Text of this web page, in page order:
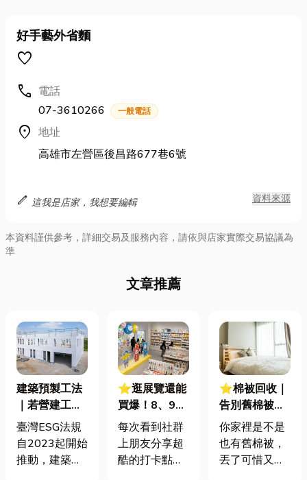
好手藝外省麵
favorite
call 電話
07-3610266
一般電話
location_on 地址
高雄市左營區後昌路677巷6號
edit 這我是店家，我想要編輯 資料來源
本資料謹供參考，詳細交易及服務內容，請依與店家實際交易協議為
準
文章推薦
建築預製工法
｜若營建工地
若使用此法，
可以減少多少
營建廢棄物？
臺灣ESG法規
自2023起開始
推動，建築預
⭐逛展覽還能
買爆！8、9月
台北快閃店全
攻略，限定商
品、必拍場景
每次看到社群
上朋友分享超
酷的打卡點，
⭐棉被回收｜
告別舊棉被！
5個超實用處
理方法，讓你
的冬被找到新
你家裡是不是
也有舊棉被，
丟了可惜又佔